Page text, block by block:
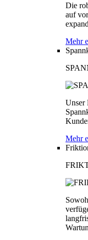
Die
auf
Mehr
Unser
Mehr